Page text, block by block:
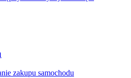
zakupu samochodu